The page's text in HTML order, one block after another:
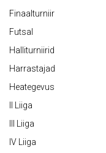
Finaalturniir
Futsal
Halliturniirid
Harrastajad
Heategevus
II Liiga
III Liiga
IV Liiga